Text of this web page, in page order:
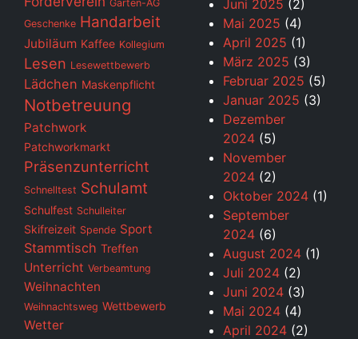
Garten-AG
Geschenke Handarbeit
Jubiläum Kaffee Kollegium
Lesen Lesewettbewerb
Lädchen Maskenpflicht
Notbetreuung
Patchwork
Patchworkmarkt
Präsenzunterricht
Schnelltest Schulamt
Schulfest Schulleiter
Skifreizeit Spende Sport
Stammtisch Treffen
Unterricht Verbeamtung
Weihnachten
Weihnachtsweg Wettbewerb
Wetter
Juni 2025 (2)
Mai 2025 (4)
April 2025 (1)
März 2025 (3)
Februar 2025 (5)
Januar 2025 (3)
Dezember
2024 (5)
November
2024 (2)
Oktober 2024 (1)
September
2024 (6)
August 2024 (1)
Juli 2024 (2)
Juni 2024 (3)
Mai 2024 (4)
April 2024 (2)